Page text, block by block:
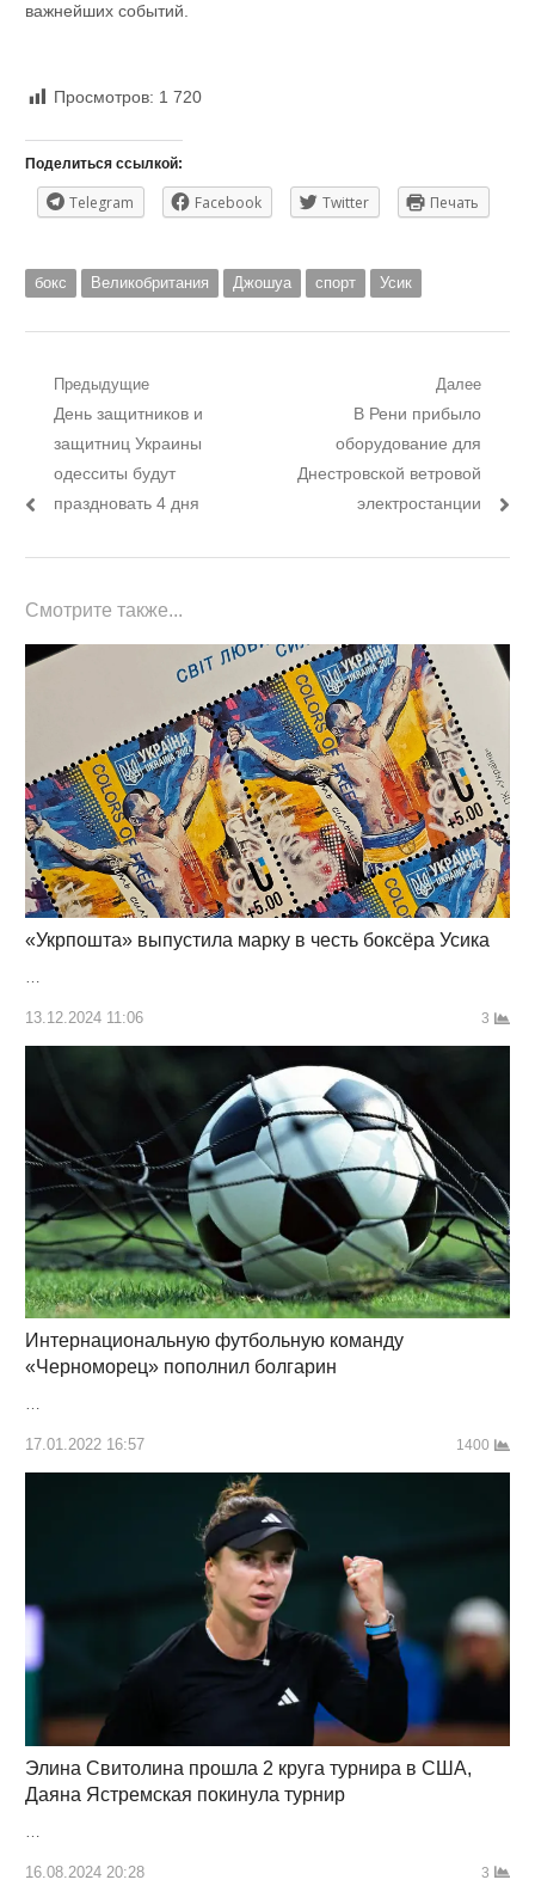
важнейших событий.
Просмотров: 1 720
Поделиться ссылкой:
Telegram Facebook Twitter Печать
бокс Великобритания Джошуа спорт Усик
Навигация
по
записям
Предыдущие
Предыдущий
пост:
День защитников и
защитниц Украины
одесситы будут
праздновать 4 дня
Далее
Следующий
пост:
В Рени прибыло
оборудование для
Днестровской ветровой
электростанции
Смотрите также...
«Укрпошта» выпустила марку в честь боксёра Усика
13.12.2024 11:06 3
Интернациональную футбольную команду
«Черноморец» пополнил болгарин
…
17.01.2022 16:57 1400
Элина Свитолина прошла 2 круга турнира в США,
Даяна Ястремская покинула турнир
16.08.2024 20:28 3